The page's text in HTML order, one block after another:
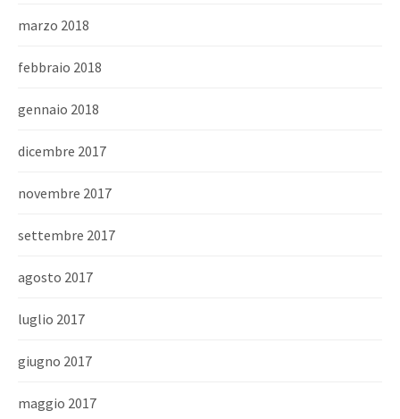
marzo 2018
febbraio 2018
gennaio 2018
dicembre 2017
novembre 2017
settembre 2017
agosto 2017
luglio 2017
giugno 2017
maggio 2017